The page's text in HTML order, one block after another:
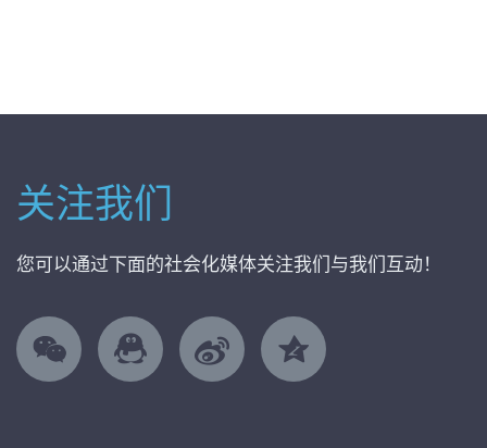
关注我们
您可以通过下面的社会化媒体关注我们与我们互动！